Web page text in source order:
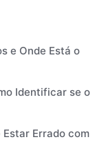
e Onde Está o
Identificar se o
Estar Errado com